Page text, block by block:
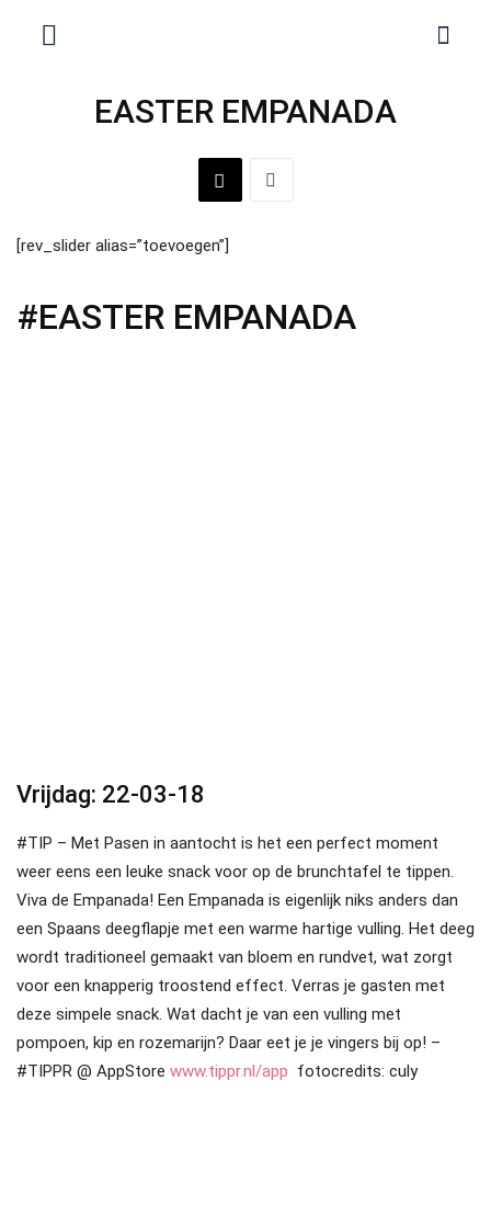
EASTER EMPANADA
[rev_slider alias=”toevoegen”]
#EASTER EMPANADA
Vrijdag: 22-03-18
#TIP – Met Pasen in aantocht is het een perfect moment
weer eens een leuke snack voor op de brunchtafel te tippen.
Viva de Empanada! Een Empanada is eigenlijk niks anders dan
een Spaans deegflapje met een warme hartige vulling. Het deeg
wordt traditioneel gemaakt van bloem en rundvet, wat zorgt
voor een knapperig troostend effect. Verras je gasten met
deze simpele snack. Wat dacht je van een vulling met
pompoen, kip en rozemarijn? Daar eet je je vingers bij op! –
#TIPPR @ AppStore www.tippr.nl/app fotocredits: culy